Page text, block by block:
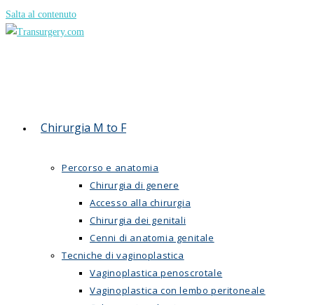
Salta al contenuto
Chirurgia M to F
Percorso e anatomia
Chirurgia di genere
Accesso alla chirurgia
Chirurgia dei genitali
Cenni di anatomia genitale
Tecniche di vaginoplastica
Vaginoplastica penoscrotale
Vaginoplastica con lembo peritoneale